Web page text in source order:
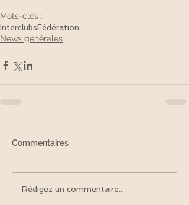
Mots-clés :
InterclubsFédération
News générales
Commentaires
Rédigez un commentaire...